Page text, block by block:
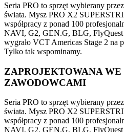
Seria PRO to sprzęt wybierany
świata. Mysz PRO X2
współpracy z ponad 100
NAVI, G2, GEN.G, BLG,
wygrało VCT Americas Stage 2 na
Tylko tak wspominamy.
ZAPROJEKTOWANA
ZAWODOWCAMI
Seria PRO to sprzęt wybierany
świata. Mysz PRO X2
współpracy z ponad 100
NAVI, G2, GEN.G, BLG,